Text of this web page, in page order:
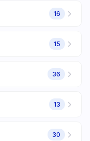
16
15
36
13
30